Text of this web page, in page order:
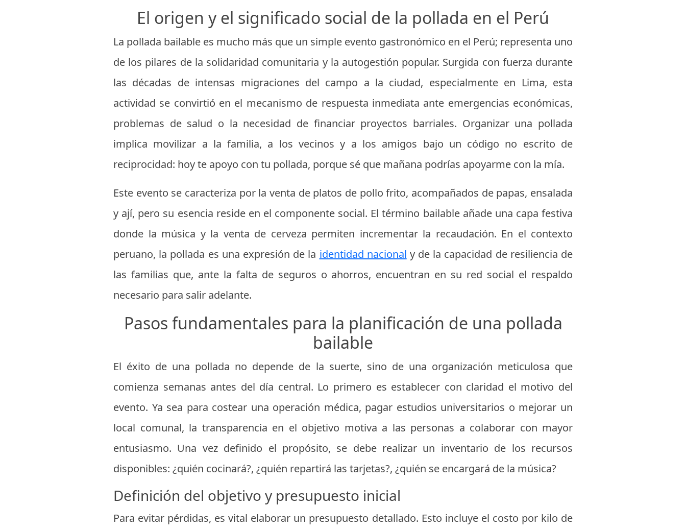
El origen y el significado social de la pollada en el Perú
La pollada bailable es mucho más que un simple evento gastronómico en el Perú; representa uno
de los pilares de la solidaridad comunitaria y la autogestión popular. Surgida con fuerza durante
las décadas de intensas migraciones del campo a la ciudad, especialmente en Lima, esta
actividad se convirtió en el mecanismo de respuesta inmediata ante emergencias económicas,
problemas de salud o la necesidad de financiar proyectos barriales. Organizar una pollada
implica movilizar a la familia, a los vecinos y a los amigos bajo un código no escrito de
reciprocidad: hoy te apoyo con tu pollada, porque sé que mañana podrías apoyarme con la mía.
Este evento se caracteriza por la venta de platos de pollo frito, acompañados de papas, ensalada
y ají, pero su esencia reside en el componente social. El término bailable añade una capa festiva
donde la música y la venta de cerveza permiten incrementar la recaudación. En el contexto
peruano, la pollada es una expresión de la identidad nacional y de la capacidad de resiliencia de
las familias que, ante la falta de seguros o ahorros, encuentran en su red social el respaldo
necesario para salir adelante.
Pasos fundamentales para la planificación de una pollada
bailable
El éxito de una pollada no depende de la suerte, sino de una organización meticulosa que
comienza semanas antes del día central. Lo primero es establecer con claridad el motivo del
evento. Ya sea para costear una operación médica, pagar estudios universitarios o mejorar un
local comunal, la transparencia en el objetivo motiva a las personas a colaborar con mayor
entusiasmo. Una vez definido el propósito, se debe realizar un inventario de los recursos
disponibles: ¿quién cocinará?, ¿quién repartirá las tarjetas?, ¿quién se encargará de la música?
Definición del objetivo y presupuesto inicial
Para evitar pérdidas, es vital elaborar un presupuesto detallado. Esto incluye el costo por kilo de